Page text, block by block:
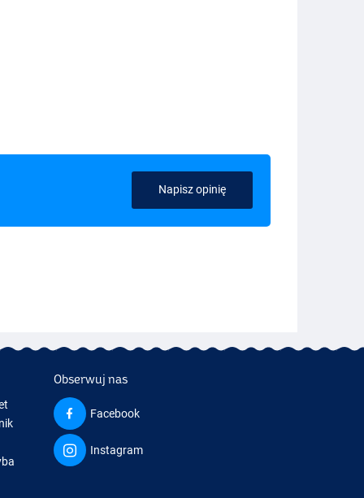
Napisz opinię
Obserwuj nas
Facebook
Instagram